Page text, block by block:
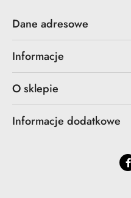
Dane adresowe
Informacje
O sklepie
Informacje dodatkowe